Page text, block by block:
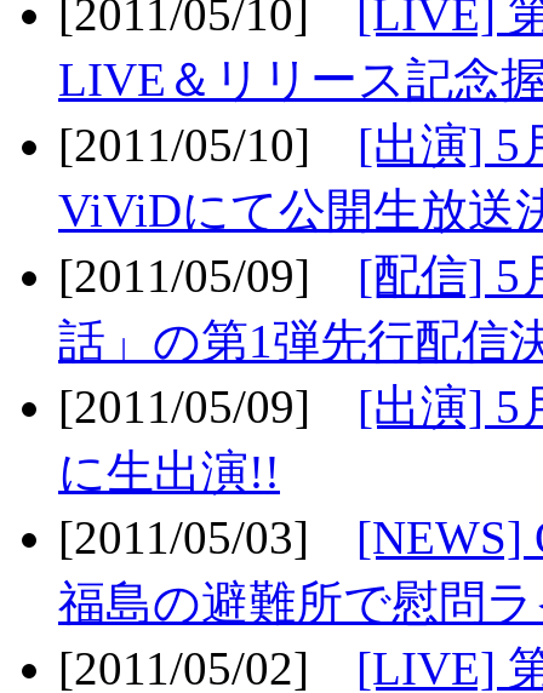
[2011/05/10] [LIVE]
LIVE＆リリース記念
[2011/05/10] [出演] 5
ViViDにて公開生放送
[2011/05/09] [配信] 5
話」の第1弾先行配信
[2011/05/09] [出演] 5
に生出演!!
[2011/05/03] [NEWS]
福島の避難所で慰問
[2011/05/02] [LIVE]